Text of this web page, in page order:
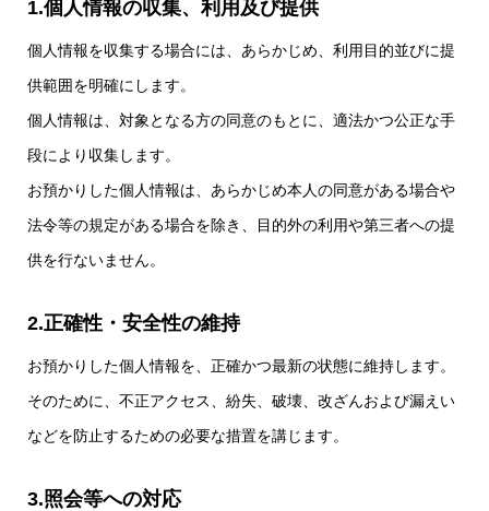
1.個人情報の収集、利用及び提供
個人情報を収集する場合には、あらかじめ、利用目的並びに提
供範囲を明確にします。
個人情報は、対象となる方の同意のもとに、適法かつ公正な手
段により収集します。
お預かりした個人情報は、あらかじめ本人の同意がある場合や
法令等の規定がある場合を除き、目的外の利用や第三者への提
供を行ないません。
2.正確性・安全性の維持
お預かりした個人情報を、正確かつ最新の状態に維持します。
そのために、不正アクセス、紛失、破壊、改ざんおよび漏えい
などを防止するための必要な措置を講じます。
3.照会等への対応